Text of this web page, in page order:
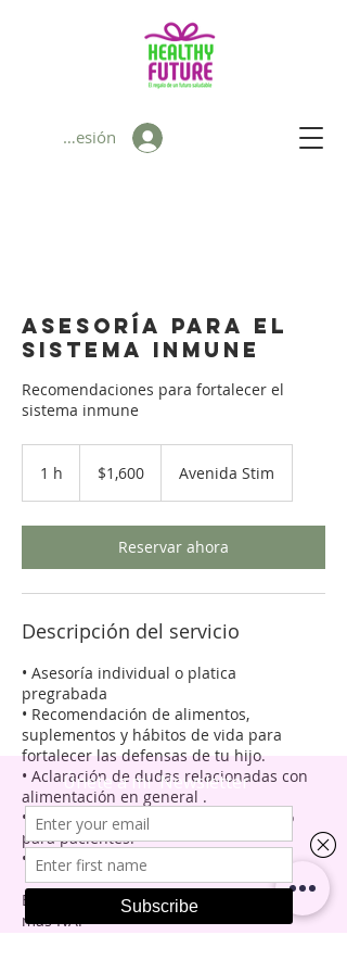
Iniciar sesión
Asesoría para el
sistema inmune
Recomendaciones para fortalecer el
sistema inmune
1 h
mexicanos
$1,600 Avenida Stim
Reservar ahora
Descripción del servicio
• Asesoría individual o platica
pregrabada
• Recomendación de alimentos,
suplementos y hábitos de vida para
fortalecer las defensas de tu hijo.
• Aclaración de dudas relacionadas con
alimentación en general .
• Acceso a chat de nutrición exclusivo
para pacientes.
• Boletín mensual.
En caso de requerir factura el precio es
más IVA.